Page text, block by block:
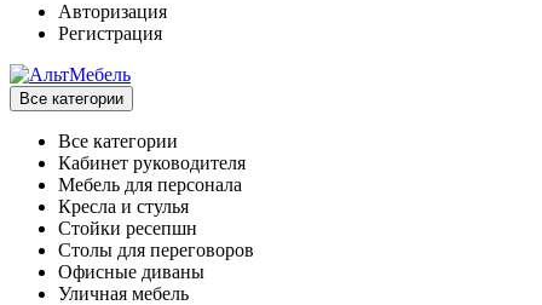
Авторизация
Регистрация
Все категории
Все категории
Кабинет руководителя
Мебель для персонала
Кресла и стулья
Стойки ресепшн
Столы для переговоров
Офисные диваны
Уличная мебель